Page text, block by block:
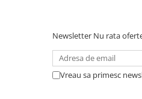
Disc PMMA Biostar 98mm
Pmma Mono 98mm
Pmma Multilayer A-D 98mm
Newsletter Nu rata
Vreau sa primesc